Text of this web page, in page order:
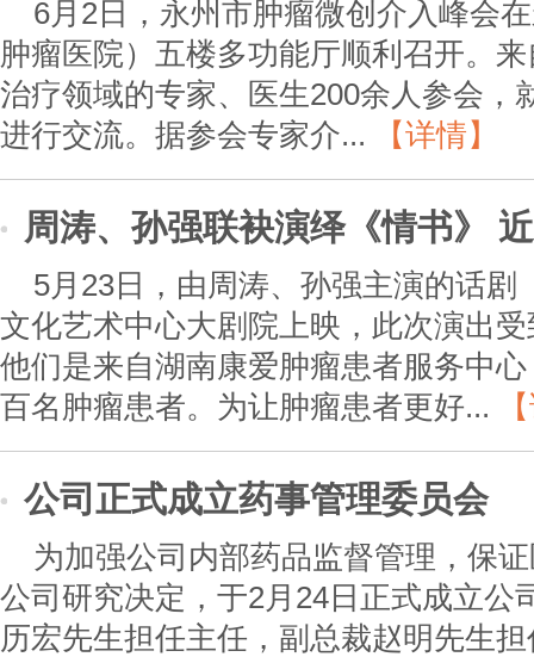
6月2日，永州市肿瘤微创介入峰会
肿瘤医院）五楼多功能厅顺利召开。
治疗领域的专家、医生200余人参会，
进行交流。据参会专家介...
【详情】
周涛、孙强联袂演绎《情书》
5月23日，由周涛、孙强主演的话剧
文化艺术中心大剧院上映，此次演出
他们是来自湖南康爱肿瘤患者服务中
百名肿瘤患者。为让肿瘤患者更好...
公司正式成立药事管理委员会
为加强公司内部药品监督管理，保
公司研究决定，于2月24日正式成立公
历宏先生担任主任，副总裁赵明先生